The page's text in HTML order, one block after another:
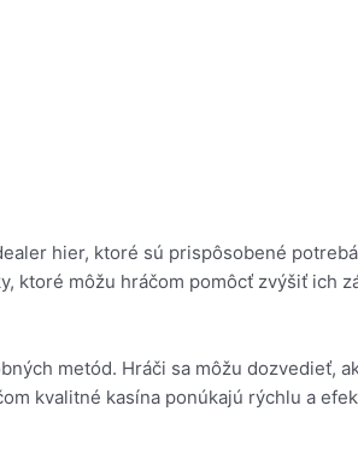
hier, ktoré sú prispôsobené
ktoré môžu hráčom pomôcť zvýšiť ich
metód. Hráči sa môžu dozvedieť,
kvalitné kasína ponúkajú rýchlu a